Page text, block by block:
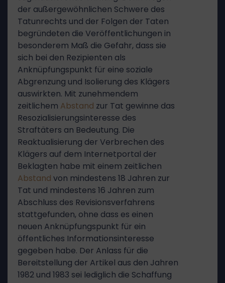
der außergewöhnlichen Schwere des
Tatunrechts und der Folgen der Taten
begründeten die Veröffentlichungen in
besonderem Maß die Gefahr, dass sie
sich bei den Rezipienten als
Anknüpfungspunkt für eine soziale
Abgrenzung und Isolierung des Klägers
auswirkten. Mit zunehmendem
zeitlichem Abstand zur Tat gewinne das
Resozialisierungsinteresse des
Straftäters an Bedeutung. Die
Reaktualisierung der Verbrechen des
Klägers auf dem Internetportal der
Beklagten habe mit einem zeitlichen
Abstand von mindestens 18 Jahren zur
Tat und mindestens 16 Jahren zum
Abschluss des Revisionsverfahrens
stattgefunden, ohne dass es einen
neuen Anknüpfungspunkt für ein
öffentliches Informationsinteresse
gegeben habe. Der Anlass für die
Bereitstellung der Artikel aus den Jahren
1982 und 1983 sei lediglich die Schaffung